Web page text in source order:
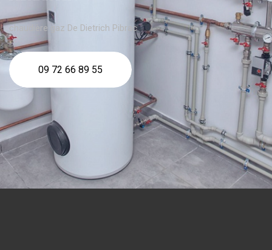
chaudière gaz De Dietrich Pibrac
09 72 66 89 55